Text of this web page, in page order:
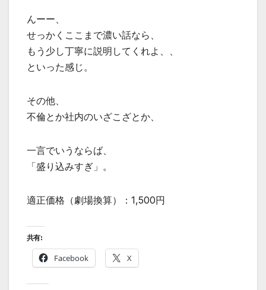
んーー、
せっかくここまで濃い話なら、
もう少し丁寧に説明してくれよ、、
といった感じ。
その他、
不倫とか社内のいざこざとか、
一言でいうならば、
「盛り込みすぎ」。
適正価格（劇場換算）：1,500円
共有:
Facebook X